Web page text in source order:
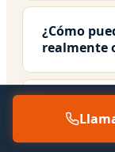
¿Cómo
realmente
¿Cuánto